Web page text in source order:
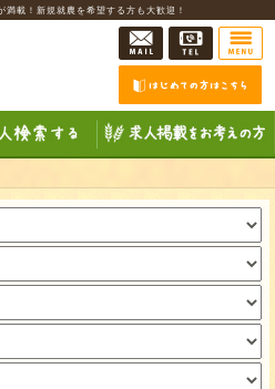
満載！新規就農を希望する方も大歓迎！